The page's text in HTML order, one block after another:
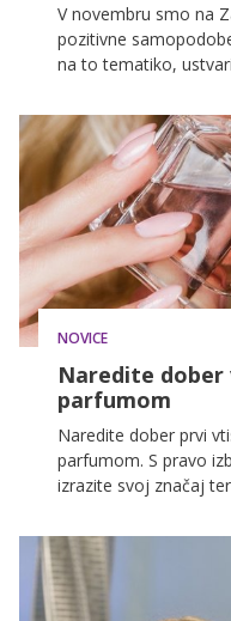
V novembru smo na
pozitivne
na to tematiko,
se Slovenke in
NOVICE
Naredite dober
parfumom
Naredite dober prvi
parfumom. S pravo
izrazite svoj značaj
darilom - podarite
na svojo osebnost
izveste v nadaljevanju.